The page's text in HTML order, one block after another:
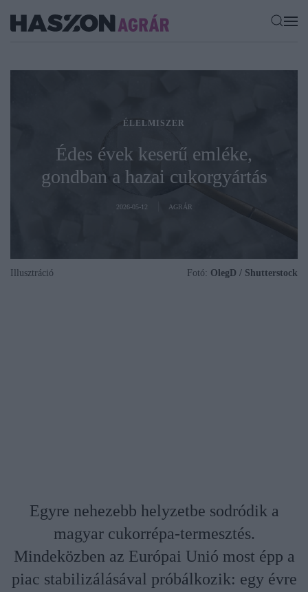
ÉLELMISZER
Édes évek keserű emléke,
gondban a hazai cukorgyártás
2026-05-12 AGRÁR
Illusztráció Fotó: OlegD / Shutterstock
Egyre nehezebb helyzetbe sodródik a
magyar cukorrépa-termesztés.
Mindeközben az Európai Unió most épp a
piac stabilizálásával próbálkozik: egy évre